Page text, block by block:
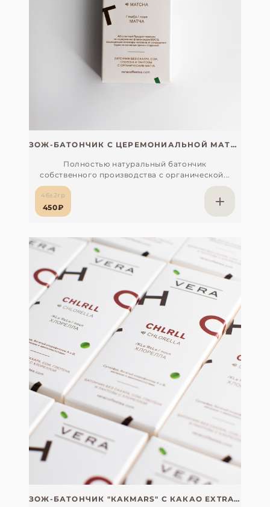
ЗОЖ-БАТОНЧИК С ЦЕРЕМОНИАЛЬНОЙ МАТЧА (ЧАЙНЫЙ ДОМ YANOEN, ЯПОНИЯ) БЕЗ САХАРА, СОИ, ГЛЮТЕНА И ЛАКТОЗЫ
Полностью натуральный батончик
собственного производства с органической...
46±2гр
450₽
ЗОЖ-БАТОНЧИК "КАКMARS" С КАКАО EXTRA BRUT И ТЁМНЫМ ШОКОЛАДОМ, БЕЗ САХАРА, СОИ, ГЛЮТЕНА И ЛАКТОЗЫ (С ОРГАНИЧЕСКОЙ ХЛОРЕЛЛОЙ, ЯПОНИЯ)